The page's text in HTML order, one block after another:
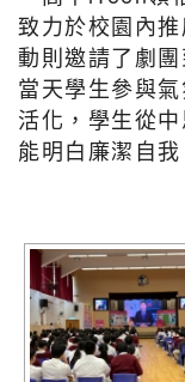
致力於校園內
動則邀請了劇
當天學生參與
活化，學生從
能明白廉潔自